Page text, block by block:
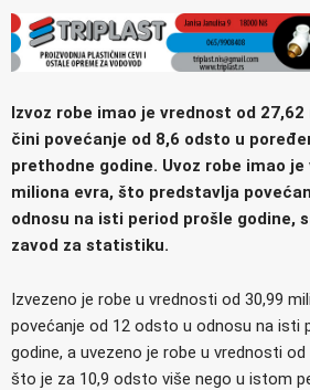
Izvoz robe imao je vrednost od
čini povećanje od 8,6 odsto u
prethodne godine. Uvoz robe imao
miliona evra, što predstavlja
odnosu na isti period prošle godine,
zavod za statistiku.
Izvezeno je robe u vrednosti od 30,99
povećanje od 12 odsto u odnosu na isti
godine, a uvezeno je robe u vrednosti od
što je za 10,9 odsto više nego u istom